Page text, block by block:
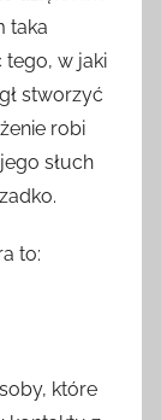
taka
tego, w jaki
stworzyć
robi
słuch
to:
które